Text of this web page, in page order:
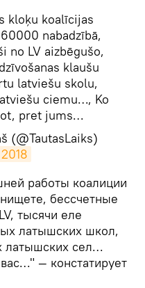
kloķu koalīcijas
nabadzībā,
no LV aizbēgušo,
klaušu
latviešu skolu,
ciemu…, Ko
pret jums…
(@TautasLaiks)
работы коалиции
бессчетные
тысячи еле
латышских школ,
латышских сел…
— констатирует